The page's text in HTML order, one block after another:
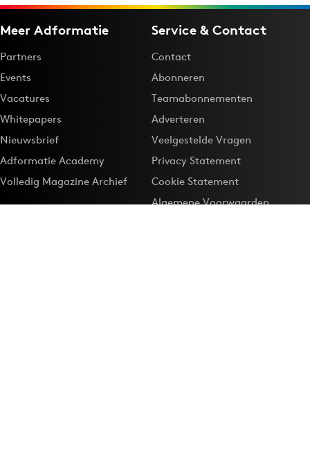
Meer Adformatie
Partners
Events
Vacatures
Whitepapers
Nieuwsbrief
Adformatie Academy
Volledig Magazine Archief
Service & Contact
Contact
Abonneren
Teamabonnementen
Adverteren
Veelgestelde Vragen
Privacy Statement
Cookie Statement
Algemene Voorwaarden